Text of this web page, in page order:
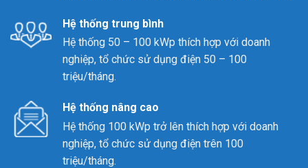
Hệ thống trung bình
Hệ thống 50 – 100 kWp thích hợp với doanh
nghiệp, tổ chức sử dụng điện 50 – 100
triệu/tháng.
Hệ thống nâng cao
Hệ thống 100 kWp trở lên thích hợp với doanh
nghiệp, tổ chức sử dụng điện trên 100
triệu/tháng.